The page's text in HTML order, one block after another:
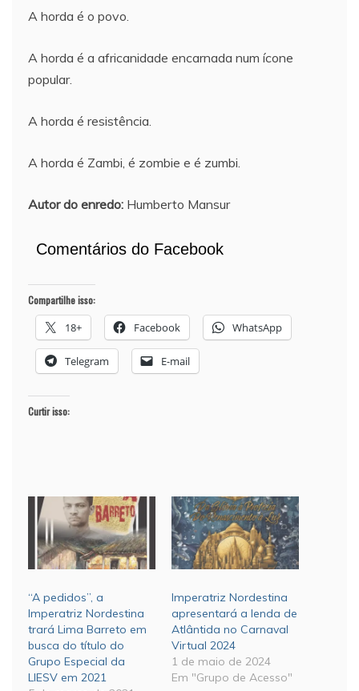
A horda é o povo.
A horda é a africanidade encarnada num ícone
popular.
A horda é resistência.
A horda é Zambi, é zombie e é zumbi.
Autor do enredo: Humberto Mansur
Comentários do Facebook
Compartilhe isso:
18+ Facebook WhatsApp
Telegram E-mail
Curtir isso:
“A pedidos”, a
Imperatriz Nordestina
trará Lima Barreto em
busca do título do
Grupo Especial da
LIESV em 2021
Imperatriz Nordestina
apresentará a lenda de
Atlântida no Carnaval
Virtual 2024
1 de maio de 2024
Em "Grupo de Acesso"